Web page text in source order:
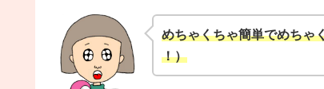
めちゃくちゃ簡単でめちゃ
！）